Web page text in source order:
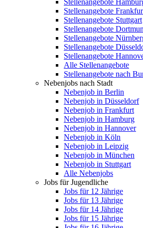
Stellenangebote
Stellenangebote
Stellenangebote Stuttgart
Stellenangebote
Stellenangebote
Stellenangebote
Stellenangebote
Alle Stellenangebote
Stellenangebote nach
Nebenjobs nach Stadt
Nebenjob in Berlin
Nebenjob in Düsseldorf
Nebenjob in Frankfurt
Nebenjob in Hamburg
Nebenjob in Hannover
Nebenjob in Köln
Nebenjob in Leipzig
Nebenjob in München
Nebenjob in Stuttgart
Alle Nebenjobs
Jobs für Jugendliche
Jobs für 12 Jährige
Jobs für 13 Jährige
Jobs für 14 Jährige
Jobs für 15 Jährige